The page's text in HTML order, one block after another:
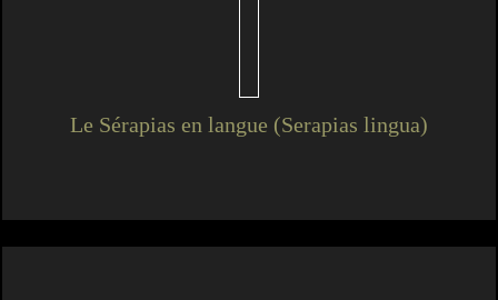
Le Sérapias en langue (Serapias lingua)